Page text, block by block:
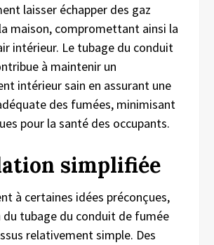
laisser échapper des gaz
maison, compromettant ainsi la
intérieur. Le tubage du conduit
à maintenir un
intérieur sain en assurant une
des fumées, minimisant
pour la santé des occupants.
simplifiée
à certaines idées préconçues,
du tubage du conduit de fumée
relativement simple. Des